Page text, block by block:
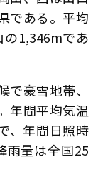
である。平均
1,346mであ
豪雪地帯、
年間平均気温
、年間日照時
雨量は全国25